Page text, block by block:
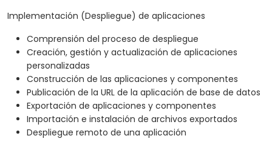
Implementación (Despliegue) de aplicaciones
Comprensión del proceso de despliegue
Creación, gestión y actualización de aplicaciones
personalizadas
Construcción de las aplicaciones y componentes
Publicación de la URL de la aplicación de base de datos
Exportación de aplicaciones y componentes
Importación e instalación de archivos exportados
Despliegue remoto de una aplicación